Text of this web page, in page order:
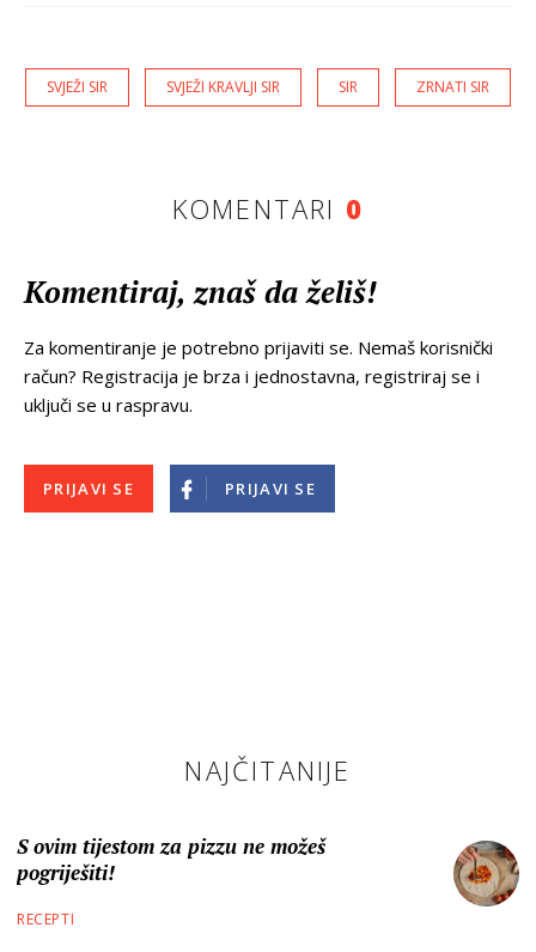
SVJEŽI SIR SVJEŽI KRAVLJI SIR SIR ZRNATI SIR
KOMENTARI 0
Komentiraj, znaš da želiš!
Za komentiranje je potrebno prijaviti se. Nemaš korisnički
račun? Registracija je brza i jednostavna, registriraj se i
uključi se u raspravu.
PRIJAVI SE PRIJAVI SE
NAJČITANIJE
S ovim tijestom za pizzu ne možeš
pogriješiti!
RECEPTI